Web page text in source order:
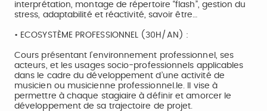
interprétation, montage de répertoire “flash”, gestion du
stress, adaptabilité et réactivité, savoir être…
• ECOSYSTÈME PROFESSIONNEL (30H/AN) :
Cours présentant l’environnement professionnel, ses
acteurs, et les usages socio-professionnels applicables
dans le cadre du développement d’une activité de
musicien ou musicienne professionnel.le. Il vise à
permettre à chaque stagiaire à définir et amorcer le
développement de sa trajectoire de projet.